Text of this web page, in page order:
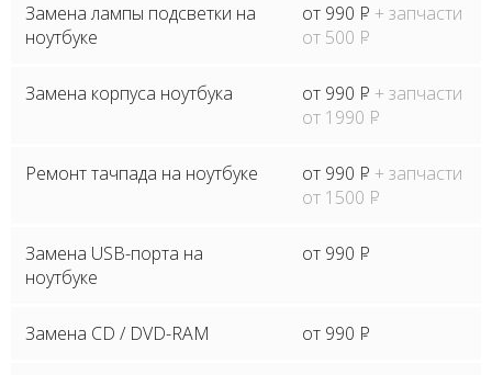
Замена лампы подсветки на
ноутбуке
от 990 P + запчасти
от 500 P
Замена корпуса ноутбука от 990 P + запчасти
от 1990 P
Ремонт тачпада на ноутбуке от 990 P + запчасти
от 1500 P
Замена USB-порта на
ноутбуке
от 990 P
Замена CD / DVD-RAM от 990 P